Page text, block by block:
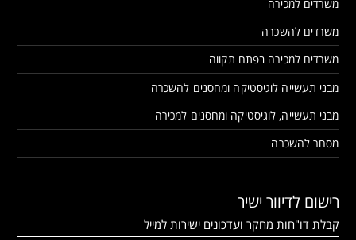
משרדים למכירה
משרדים להשכרה
משרדים למכירה בפתח תקווה
מבני תעשייה לוגיסטיקה ומחסנים להשכרה
מבני תעשייה, לוגיסטיקה ומחסנים למכירה
מסחר להשכרה
רישום לדיוור ישיר
קבלת דו"חות מחקר ועדכונים ישירות למייל